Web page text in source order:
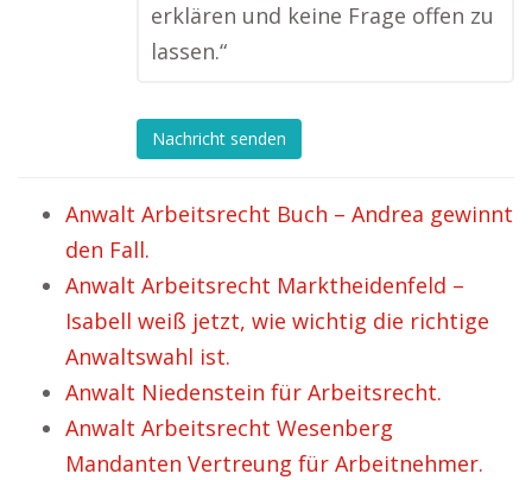
erklären und keine Frage offen zu
lassen.“
Nachricht senden
Anwalt Arbeitsrecht Buch – Andrea gewinnt
den Fall.
Anwalt Arbeitsrecht Marktheidenfeld –
Isabell weiß jetzt, wie wichtig die richtige
Anwaltswahl ist.
Anwalt Niedenstein für Arbeitsrecht.
Anwalt Arbeitsrecht Wesenberg
Mandanten Vertreung für Arbeitnehmer.